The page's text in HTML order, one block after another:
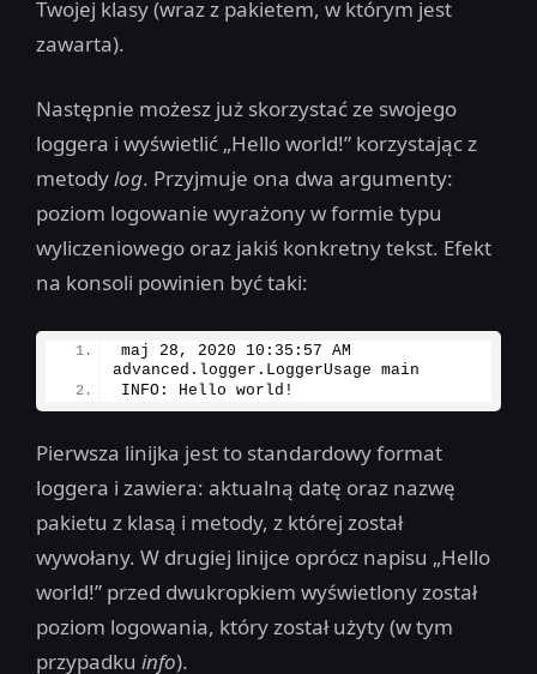
Twojej klasy (wraz z pakietem, w którym jest
zawarta).
Następnie możesz już skorzystać ze swojego
loggera i wyświetlić „Hello world!” korzystając z
metodylog. Przyjmuje ona dwa argumenty:
poziom logowanie wyrażony w formie typu
wyliczeniowego oraz jakiś konkretny tekst. Efekt
na konsoli powinien być taki:
maj 28 , 2020 10 : 35 : 57 AM
advanced. logger . LoggerUsage main
INFO: Hello world!
Pierwsza linijka jest to standardowy format
loggera i zawiera: aktualną datę oraz nazwę
pakietu z klasą i metody, z której został
wywołany. W drugiej linijce oprócz napisu „Hello
world!” przed dwukropkiem wyświetlony został
poziom logowania, który został użyty (w tym
przypadku info).